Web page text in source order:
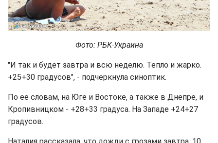
Фото: РБК-Украина
"И так и будет завтра и всю неделю. Тепло и жарко.
+25+30 градусов", - подчеркнула синоптик.
По ее словам, на Юге и Востоке, а также в Днепре, и
Кропивницком - +28+33 градуса. На Западе +24+27
градусов.
Наталия рассказала, что дожди с грозами завтра, 10